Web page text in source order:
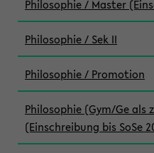
Philosophie / Master
Philosophie / Sek II
Philosophie / Promotion
Philosophie (Gym/Ge als
(Einschreibung bis SoSe